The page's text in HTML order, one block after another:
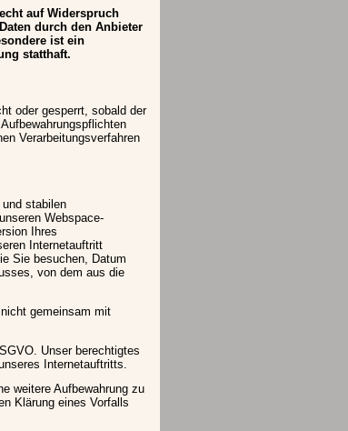
auf Widerspruch
durch den Anbieter
ist ein
statthaft.
oder gesperrt, sobald der
Verarbeitungsverfahren
stabilen
Webspace-
Ihres
Internetauftritt
Sie besuchen, Datum
von dem aus die
gemeinsam mit
Unser berechtigtes
Internetauftritts.
weitere Aufbewahrung zu
Klärung eines Vorfalls